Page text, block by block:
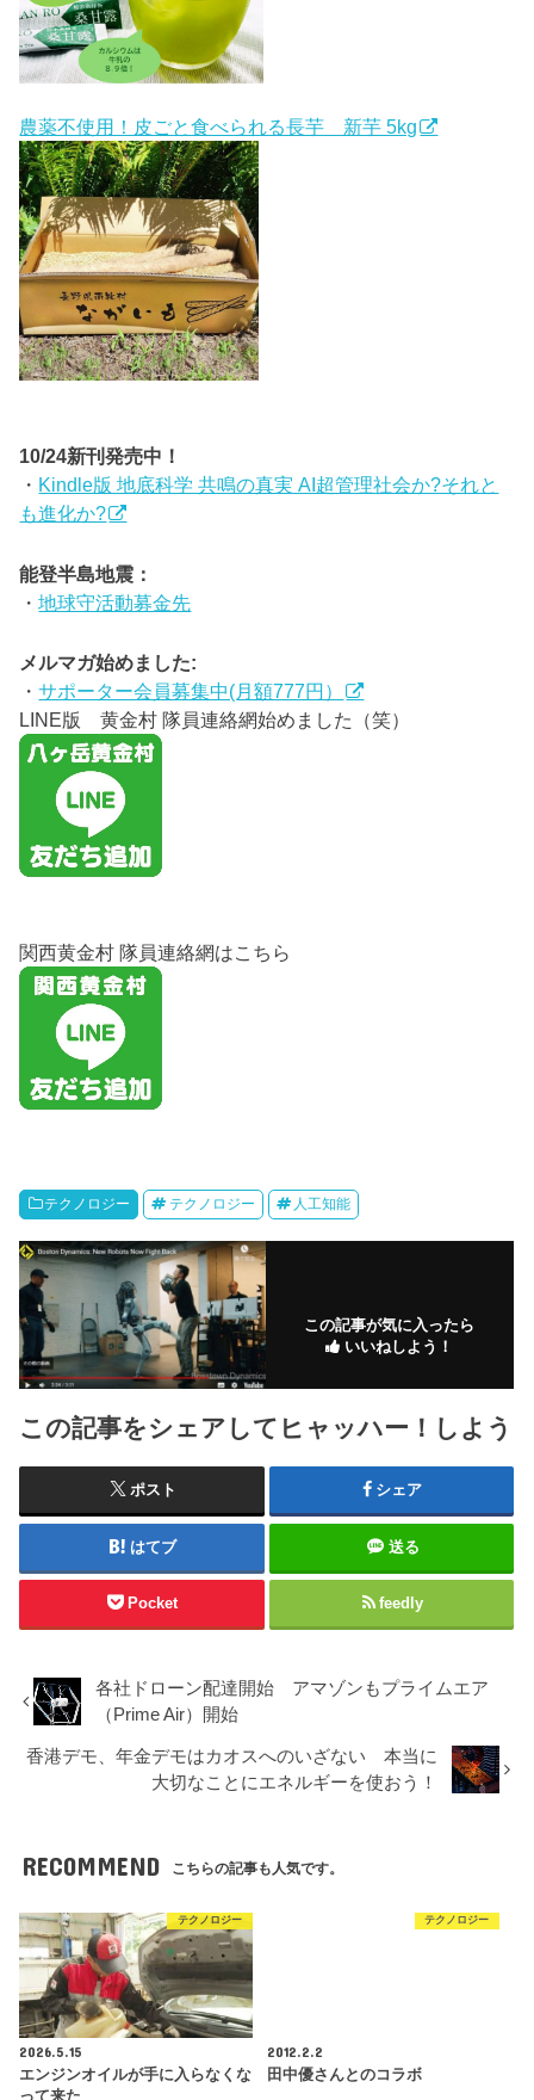
農薬不使用！皮ごと食べられる長芋 新芋 5kg
10/24新刊発売中！
・ Kindle版 地底科学 共鳴の真実 AI超管理社会か?それと
も進化か?
能登半島地震：
・地球守活動募金先
メルマガ始めました:
・サポーター会員募集中(月額777円）
LINE版 黄金村 隊員連絡網始めました（笑）
関西黄金村 隊員連絡網はこちら
テクノロジー テクノロジー 人工知能
この記事が気に入ったら
いいねしよう！
この記事をシェアしてヒャッハー！しよう
ポスト シェア
はてブ 送る
Pocket feedly
各社ドローン配達開始 アマゾンもプライムエア
（Prime Air）開始
香港デモ、年金デモはカオスへのいざない 本当に
大切なことにエネルギーを使おう！
RECOMMEND こちらの記事も人気です。
テクノロジー
2026.5.15
エンジンオイルが手に入らなくな
って来た
テクノロジー
2012.2.2
田中優さんとのコラボ